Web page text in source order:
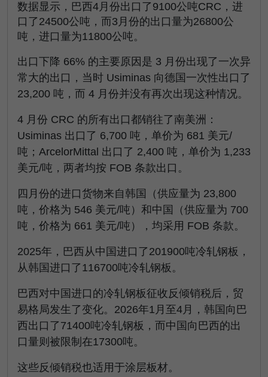
数据显示，巴西4月份出口了9100公吨CRC，进
口了24500公吨，而3月份的出口量为26800公
吨，进口量为11800公吨。
出口下降 66% 的主要原因是 3 月份出现了一次异
常大的出口，当时 Usiminas 向德国一次性出口了
23,200 吨，而 4 月份并没有再次出现这种情况。
4 月份 CRC 的所有出口都销往了南美洲：
Usiminas 出口了 6,700 吨，单价为 681 美元/
吨；ArcelorMittal 出口了 2,400 吨，单价为 1,233
美元/吨，两者均按 FOB 条款出口。
四月份的进口货物来自韩国（供应量为 23,800
吨，价格为 546 美元/吨）和中国（供应量为 700
吨，价格为 661 美元/吨），均采用 FOB 条款。
2025年，巴西从中国进口了201900吨冷轧钢板，
从韩国进口了116700吨冷轧钢板。
巴西对中国进口的冷轧钢板征收反倾销税后，贸
易格局发生了变化。2026年1月至4月，韩国向巴
西出口了71400吨冷轧钢板，而中国向巴西的出
口量则被限制在17300吨。
这些反倾销税也适用于涂层板材。